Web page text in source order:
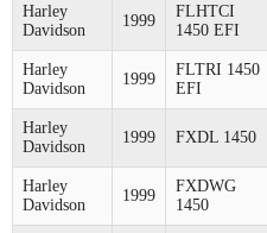
Harley
Davidson
1999
FLHTCI
1450 EFI
Harley
Davidson
1999
FLTRI 1450
EFI
Harley
Davidson
1999 FXDL 1450
Harley
Davidson
1999
FXDWG
1450